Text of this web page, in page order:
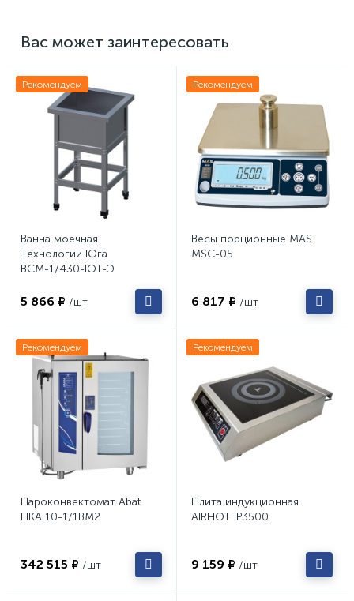
Вас может заинтересовать
Рекомендуем
Ванна моечная
Технологии Юга
ВСМ-1/430-ЮТ-Э
5 866 ₽ /шт
Рекомендуем
Весы порционные MAS
MSC-05
6 817 ₽ /шт
Рекомендуем
Пароконвектомат Abat
ПКА 10-1/1ВМ2
342 515 ₽ /шт
Рекомендуем
Плита индукционная
AIRHOT IP3500
9 159 ₽ /шт